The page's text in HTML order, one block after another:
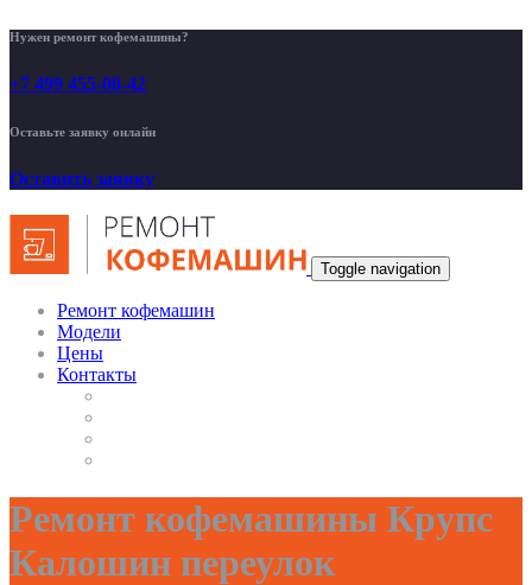
Нужен ремонт кофемашины?
+7 499 455-00-42
Оставьте заявку онлайн
Оставить заявку
Toggle navigation
Ремонт кофемашин
Модели
Цены
Контакты
Ремонт кофемашины Крупс
Калошин переулок